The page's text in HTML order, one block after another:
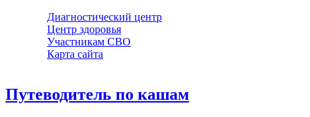
Диагностический центр
Центр здоровья
Участникам СВО
Карта сайта
Путеводитель по кашам